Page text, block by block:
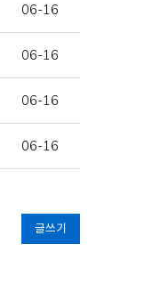
06-16
06-16
06-16
06-16
글쓰기